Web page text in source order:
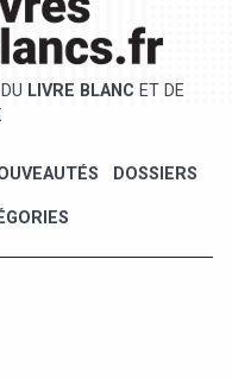
LIVRE BLANC ET DE
DOSSIERS